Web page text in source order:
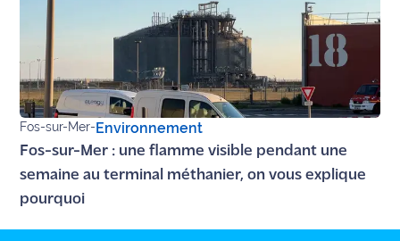
Fos-sur-Mer-Environnement
Fos-sur-Mer : une flamme visible pendant une
semaine au terminal méthanier, on vous explique
pourquoi